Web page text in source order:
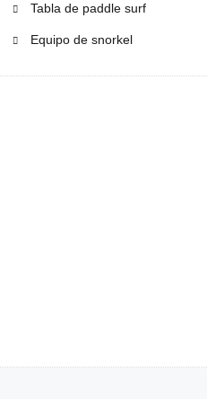
Tabla de paddle surf
Equipo de snorkel